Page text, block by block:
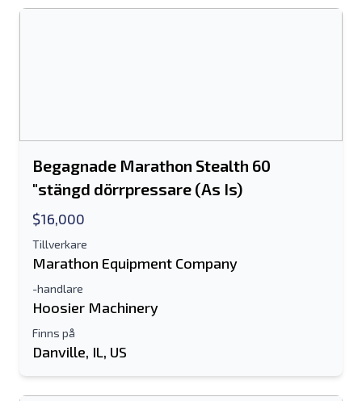
Begagnade Marathon Stealth 60
"stängd dörrpressare (As Is)
$16,000
Tillverkare
Marathon Equipment Company
-handlare
Hoosier Machinery
Finns på
Danville, IL, US
Skicka till en vän